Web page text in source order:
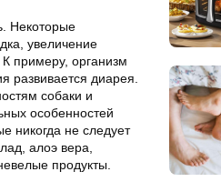
Некоторые
увеличение
примеру, организм
развивается диарея.
собаки и
особенностей
никогда не следует
алоэ вера,
продукты.